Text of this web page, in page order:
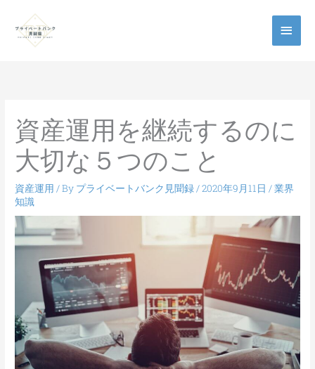
メ
イ
ニ
ー
資産運用を継続するのに
大切な５つのこと
資産運用 / By プライベートバンク見聞録 /2020年9月11日 /業界
知識